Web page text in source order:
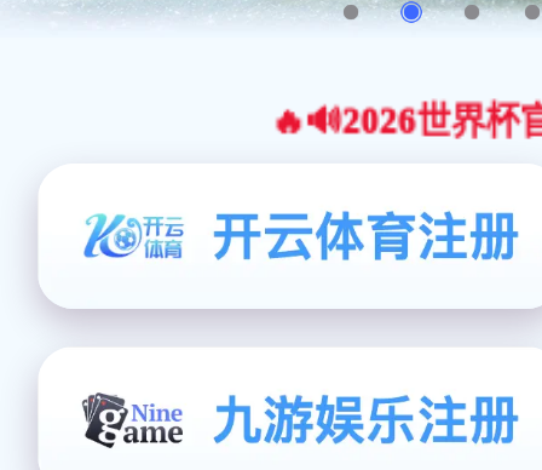
🔥🔊2026世界杯官网合